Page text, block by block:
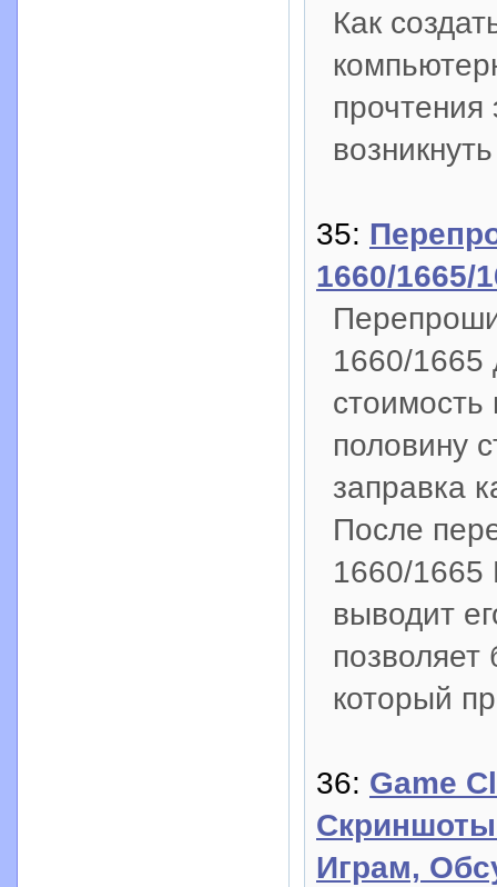
Как
прочтения
35:
1660/1665/
1660/1665
половину
заправка
После
1660/1665
выводит
позволяет
который
36: Game
Играм,